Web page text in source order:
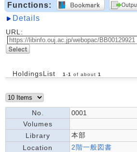
Functions:
Details
URL:
HoldingsList 1 -1 of about 1
No.
0001
Volumes
Library
本部
Location
2階一般図書